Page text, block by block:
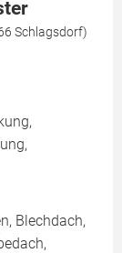
Schlagsdorf)
Blechdach,